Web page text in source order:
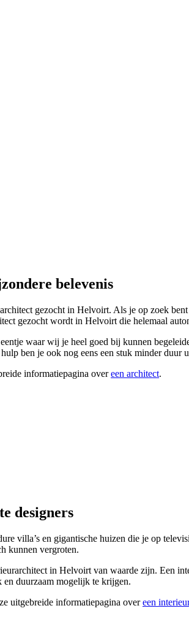
belevenis
gezocht in Helvoirt. Als je op zoek
gezocht wordt in Helvoirt die helemaal
waar wij je heel goed bij kunnen
ben je ook nog eens een stuk minder
informatiepagina overeen architect.
designers
villa’s en gigantische huizen die je op
kunnen vergroten.
in Helvoirt van waarde zijn. Een
duurzaam mogelijk te krijgen.
uitgebreide informatiepagina overeen